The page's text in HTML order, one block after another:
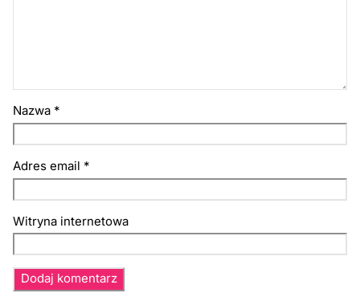
Nazwa *
Adres email *
Witryna internetowa